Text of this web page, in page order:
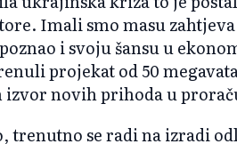
Imali smo masu
i svoju šansu u
projekat od 50
novih prihoda u
trenutno se radi na izradi